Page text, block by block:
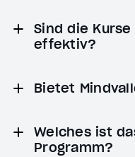
Sind die
effektiv?
Bietet
Welches ist
Programm?